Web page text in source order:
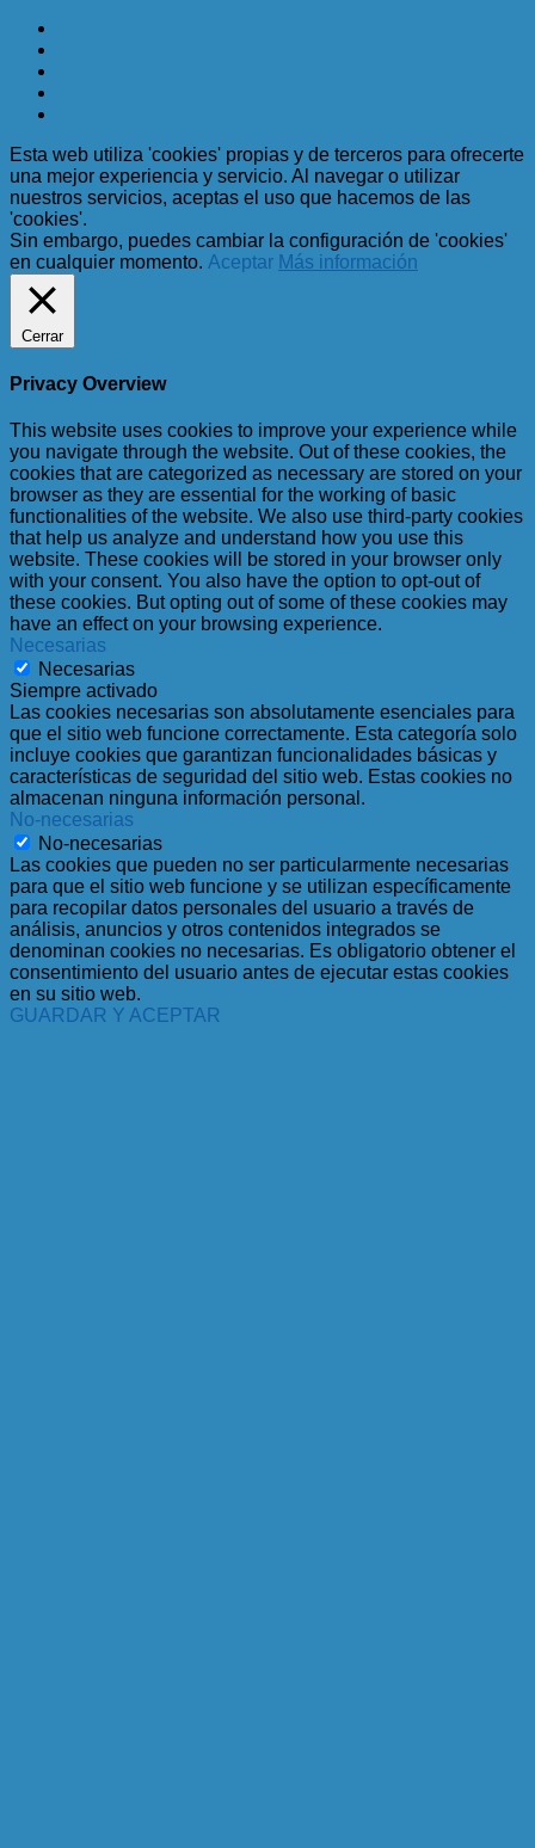
Esta web utiliza 'cookies' propias y de terceros para ofrecerte
una mejor experiencia y servicio. Al navegar o utilizar
nuestros servicios, aceptas el uso que hacemos de las
'cookies'.
Sin embargo, puedes cambiar la configuración de 'cookies'
en cualquier momento. Aceptar Más información
Cerrar
Privacy Overview
This website uses cookies to improve your experience while
you navigate through the website. Out of these cookies, the
cookies that are categorized as necessary are stored on your
browser as they are essential for the working of basic
functionalities of the website. We also use third-party cookies
that help us analyze and understand how you use this
website. These cookies will be stored in your browser only
with your consent. You also have the option to opt-out of
these cookies. But opting out of some of these cookies may
have an effect on your browsing experience.
Necesarias
Necesarias
Siempre activado
Las cookies necesarias son absolutamente esenciales para
que el sitio web funcione correctamente. Esta categoría solo
incluye cookies que garantizan funcionalidades básicas y
características de seguridad del sitio web. Estas cookies no
almacenan ninguna información personal.
No-necesarias
No-necesarias
Las cookies que pueden no ser particularmente necesarias
para que el sitio web funcione y se utilizan específicamente
para recopilar datos personales del usuario a través de
análisis, anuncios y otros contenidos integrados se
denominan cookies no necesarias. Es obligatorio obtener el
consentimiento del usuario antes de ejecutar estas cookies
en su sitio web.
GUARDAR Y ACEPTAR